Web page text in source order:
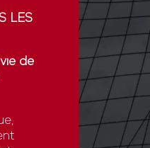
LES
de
GDI
La
l’export.